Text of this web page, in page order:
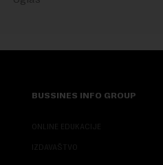
BUSSINES INFO GROUP
ONLINE EDUKACIJE
IZDAVAŠTVO